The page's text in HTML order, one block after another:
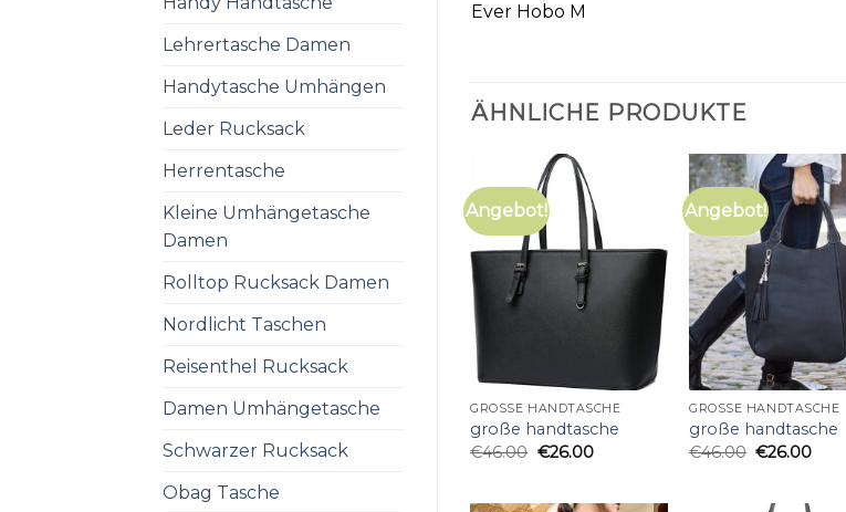
Lehrertasche Damen
Handytasche Umhängen
Leder Rucksack
Herrentasche
Kleine Umhängetasche
Damen
Rolltop Rucksack Damen
Nordlicht Taschen
Reisenthel Rucksack
Damen Umhängetasche
Schwarzer Rucksack
Obag Tasche
Ever Hobo M
ÄHNLICHE PRODUKTE
Angebot!
GROSSE HANDTASCHE
große handtasche
€46.00 €26.00
Angebot!
GROSSE HANDTASCHE
große handtasche
€46.00 €26.00